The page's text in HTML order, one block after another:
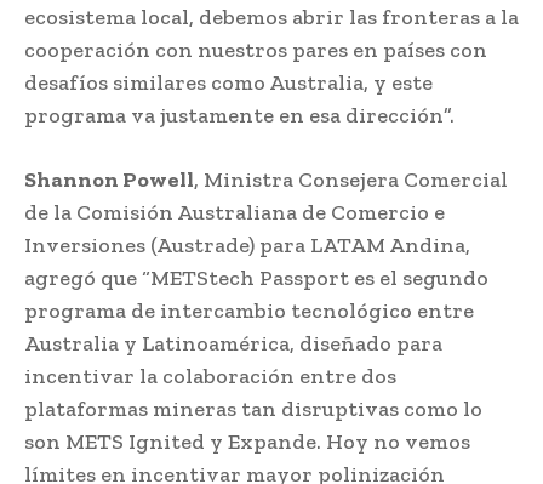
ecosistema local, debemos abrir las fronteras a la
cooperación con nuestros pares en países con
desafíos similares como Australia, y este
programa va justamente en esa dirección”.
Shannon Powell, Ministra Consejera Comercial
de la Comisión Australiana de Comercio e
Inversiones (Austrade) para LATAM Andina,
agregó que “METStech Passport es el segundo
programa de intercambio tecnológico entre
Australia y Latinoamérica, diseñado para
incentivar la colaboración entre dos
plataformas mineras tan disruptivas como lo
son METS Ignited y Expande. Hoy no vemos
límites en incentivar mayor polinización